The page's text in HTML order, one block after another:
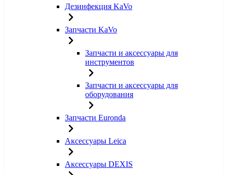
Дезинфекция KaVo
Запчасти KaVo
Запчасти и аксессуары для
инструментов
Запчасти и аксессуары для
оборудования
Запчасти Euronda
Аксессуары Leica
Аксессуары DEXIS